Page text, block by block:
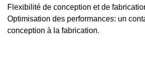
Flexibilité de conception et de
Optimisation des performances: un
conception à la fabrication.